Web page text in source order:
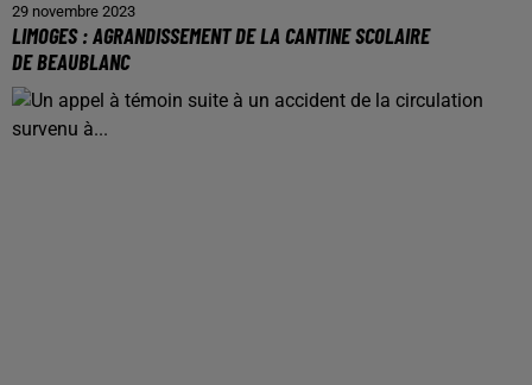
29 novembre 2023
LIMOGES : AGRANDISSEMENT DE LA CANTINE SCOLAIRE
DE BEAUBLANC